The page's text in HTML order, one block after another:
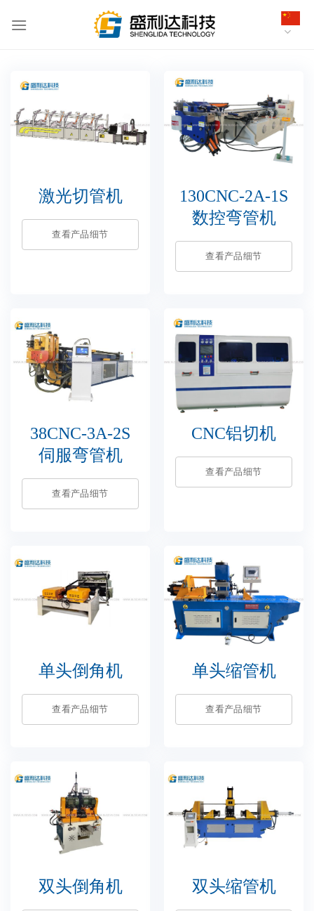
激光切管机
查看产品细节
130CNC-2A-1S
数控弯管机
查看产品细节
38CNC-3A-2S
伺服弯管机
查看产品细节
CNC铝切机
查看产品细节
单头倒角机
查看产品细节
单头缩管机
查看产品细节
双头倒角机 双头缩管机